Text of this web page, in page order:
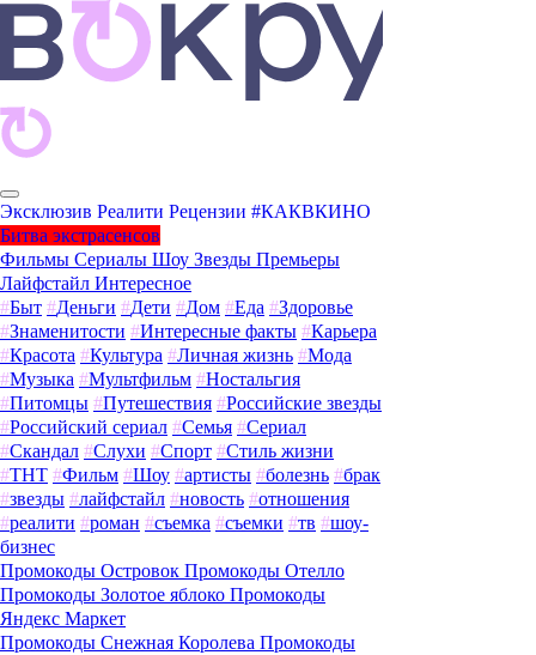
Эксклюзив Реалити Рецензии #КАКВКИНО
Битва экстрасенсов
Фильмы Сериалы Шоу Звезды Премьеры
Лайфстайл Интересное
#Быт #Деньги #Дети #Дом #Еда #Здоровье
#Знаменитости #Интересные факты #Карьера
#Красота #Культура #Личная жизнь #Мода
#Музыка #Мультфильм #Ностальгия
#Питомцы #Путешествия #Российские звезды
#Российский сериал #Семья #Сериал
#Скандал #Слухи #Спорт #Стиль жизни
#ТНТ #Фильм #Шоу #артисты #болезнь #брак
#звезды #лайфстайл #новость #отношения
#реалити #роман #съемка #съемки #тв #шоу-
бизнес
Промокоды Островок Промокоды Отелло
Промокоды Золотое яблоко Промокоды
Яндекс Маркет
Промокоды Снежная Королева Промокоды